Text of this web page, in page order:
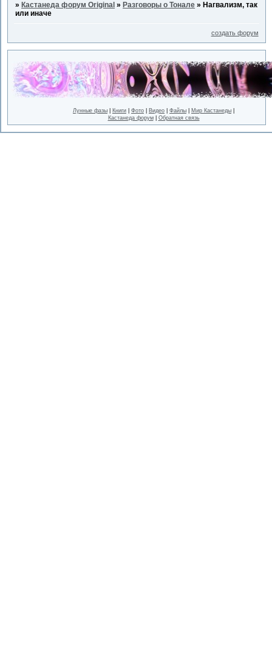
» Кастанеда форум Original » Разговоры о Тонале » Нагвализм, так
или иначе
создать форум
Лунные фазы Книги Фото Видео Файлы Мир Кастанеды
Кастанеда форум| Обратная связь